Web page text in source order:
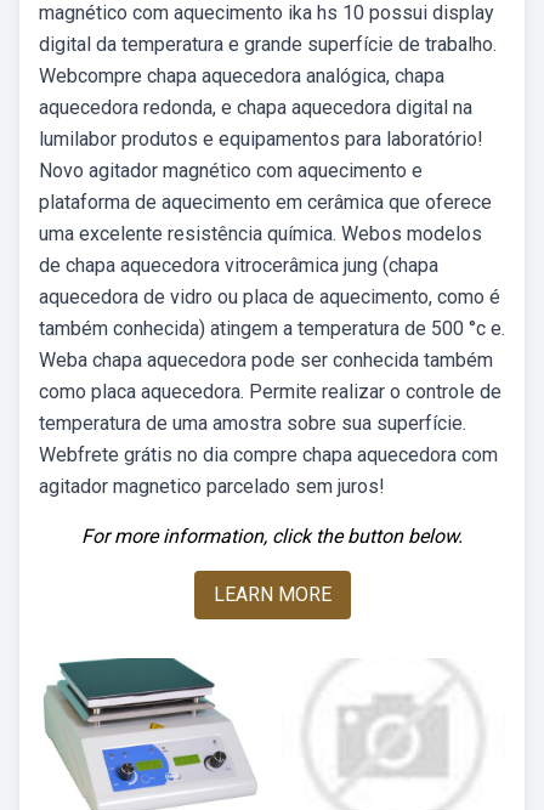
magnético com aquecimento ika hs 10 possui display
digital da temperatura e grande superfície de trabalho.
Webcompre chapa aquecedora analógica, chapa
aquecedora redonda, e chapa aquecedora digital na
lumilabor produtos e equipamentos para laboratório!
Novo agitador magnético com aquecimento e
plataforma de aquecimento em cerâmica que oferece
uma excelente resistência química. Webos modelos
de chapa aquecedora vitrocerâmica jung (chapa
aquecedora de vidro ou placa de aquecimento, como é
também conhecida) atingem a temperatura de 500 °c e.
Weba chapa aquecedora pode ser conhecida também
como placa aquecedora. Permite realizar o controle de
temperatura de uma amostra sobre sua superfície.
Webfrete grátis no dia compre chapa aquecedora com
agitador magnetico parcelado sem juros!
For more information, click the button below.
LEARN MORE